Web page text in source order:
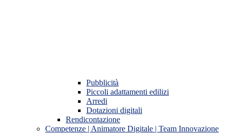
Pubblicità
Piccoli adattamenti edilizi
Arredi
Dotazioni digitali
Rendicontazione
Competenze | Animatore Digitale | Team Innovazione